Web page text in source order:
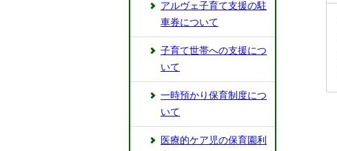
アルヴェ⼦育て⽀援の駐
⾞券について
⼦育て世帯への⽀援につ
いて
一時預かり保育制度につ
いて
医療的ケア児の保育園利